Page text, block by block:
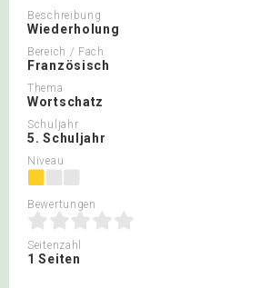
Beschreibung
Wiederholung
Bereich / Fach
Französisch
Thema
Wortschatz
Schuljahr
5. Schuljahr
Niveau
Bewertungen
Seitenzahl
1 Seiten